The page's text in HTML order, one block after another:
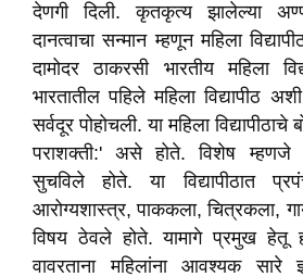
देणगी दिली. कृतकृत्य झालेल्या
दानत्वाचा सन्मान म्हणून महिला
दामोदर ठाकरसी भारतीय महिला
भारतातील पहिले महिला विद्यापीठ अशी
सर्वदूर पोहोचली. या महिला
पराशक्ती:' असे होते. विशेष म्हणजे
सुचविले होते. या विद्यापीठात
आरोग्यशास्त्र, पाककला, चित्रकला,
विषय ठेवले होते. यामागे प्रमुख हेतू
वावरताना महिलांना आवश्यक सारे